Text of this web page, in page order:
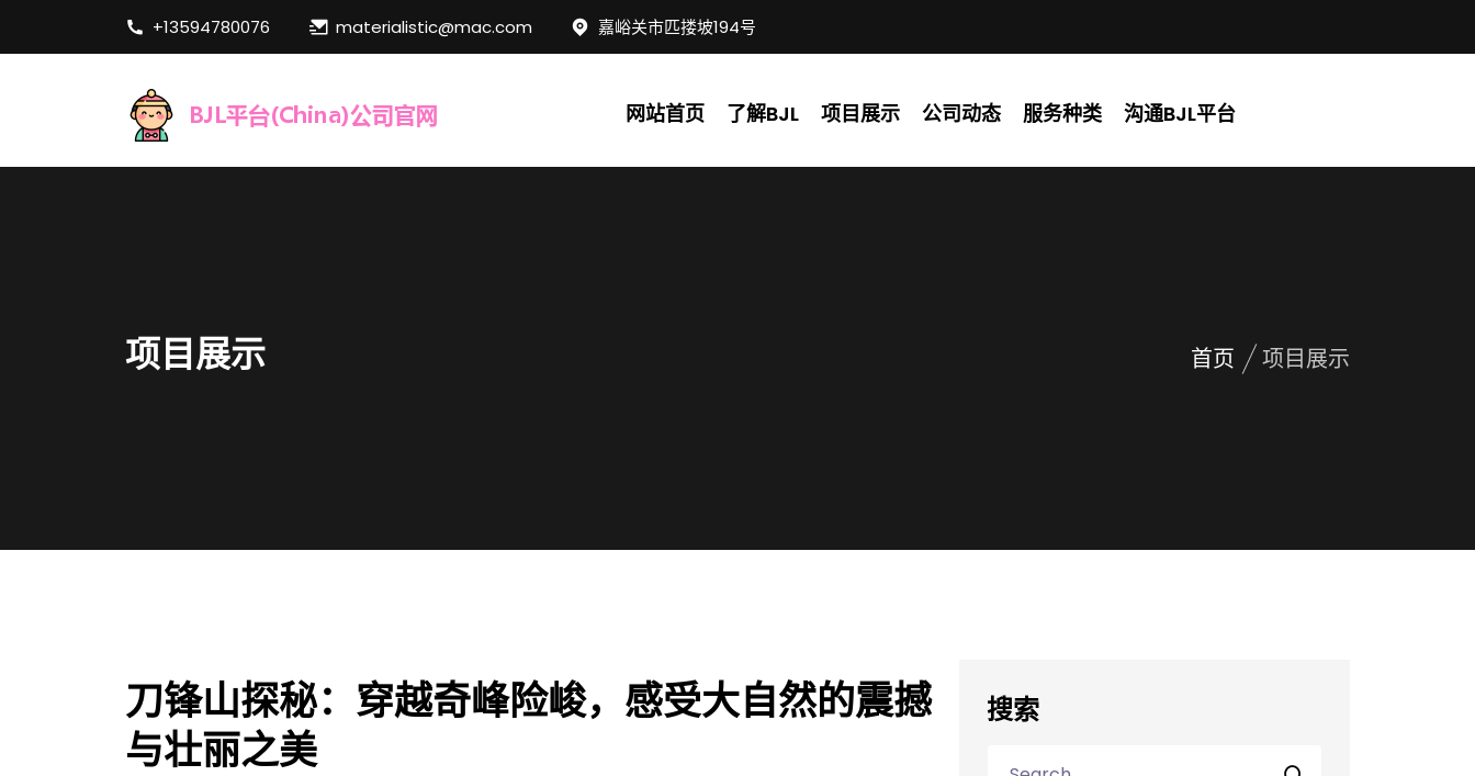
+13594780076 materialistic@mac.com 嘉峪关市匹搂坡194号
网站首页 了解BJL 项目展示 公司动态 服务种类 沟通BJL平台
项目展示 首页 项目展示
刀锋山探秘：穿越奇峰险峻，感受大自然的震撼
与壮丽之美
搜索